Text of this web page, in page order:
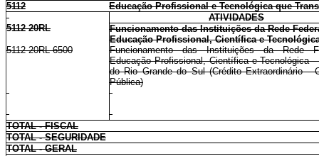
5112
Educação Profissional e Tecnológica que
ATIVIDADES
5112 20RL
Funcionamento das Instituições da Rede
Educação Profissional, Científica e
5112 20RL 6500
Funcionamento das Instituições da Rede
Educação Profissional, Científica e Tecnológica -
do Rio Grande do Sul (Crédito Extraordinário -
Pública)
TOTAL - FISCAL
TOTAL - SEGURIDADE
TOTAL - GERAL